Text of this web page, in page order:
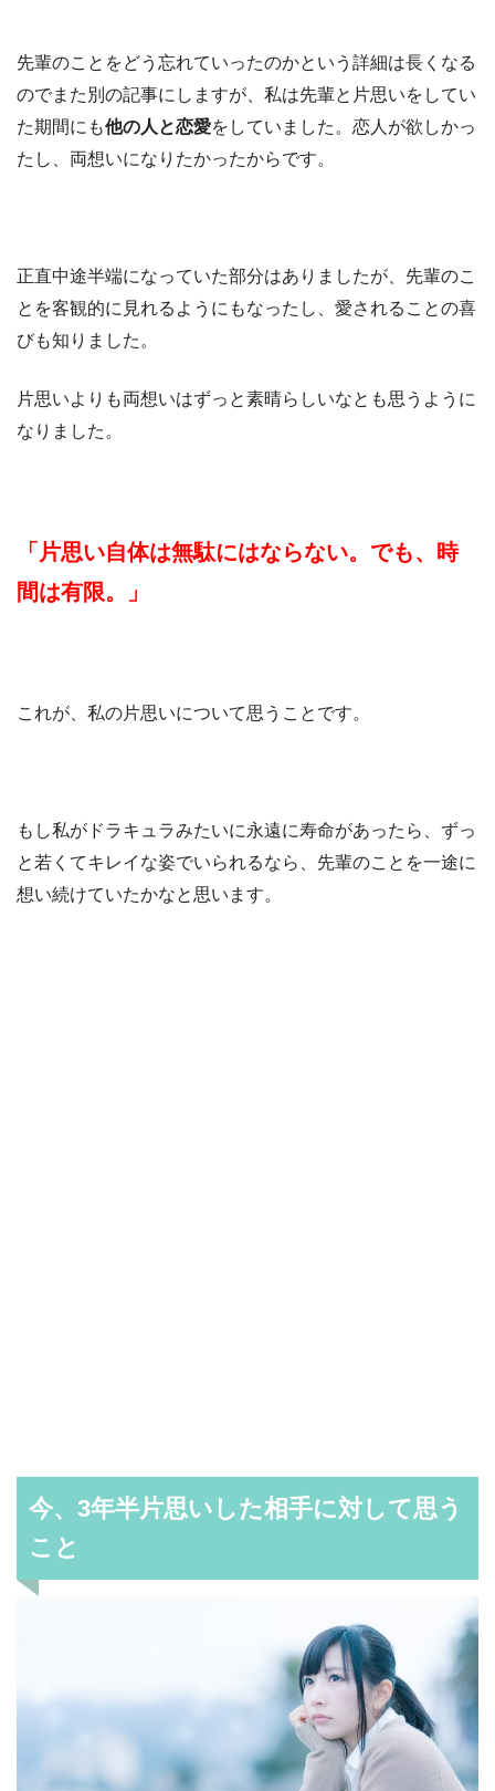
先輩のことをどう忘れていったのかという詳細は長くなる
のでまた別の記事にしますが、私は先輩と片思いをしてい
た期間にも他の人と恋愛をしていました。恋人が欲しかっ
たし、両想いになりたかったからです。
正直中途半端になっていた部分はありましたが、先輩のこ
とを客観的に見れるようにもなったし、愛されることの喜
びも知りました。
片思いよりも両想いはずっと素晴らしいなとも思うように
なりました。
「片思い自体は無駄にはならない。でも、時
間は有限。」
これが、私の片思いについて思うことです。
もし私がドラキュラみたいに永遠に寿命があったら、ずっ
と若くてキレイな姿でいられるなら、先輩のことを一途に
想い続けていたかなと思います。
今、3年半片思いした相手に対して思う
こと